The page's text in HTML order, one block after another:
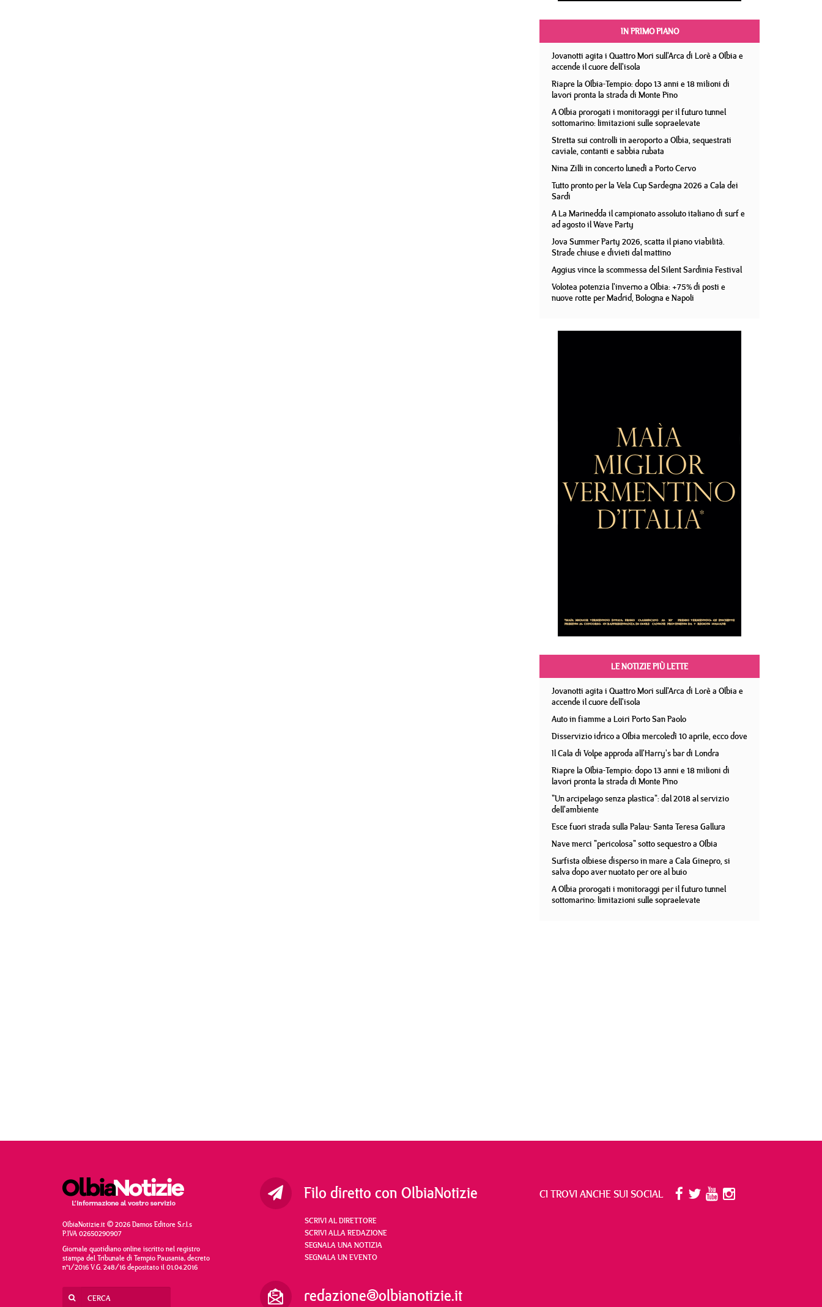
IN PRIMO PIANO
Jovanotti agita i Quattro Mori sull'Arca di Lorè a Olbia e
accende il cuore dell'isola
Riapre la Olbia-Tempio: dopo 13 anni e 18 milioni di
lavori pronta la strada di Monte Pino
A Olbia prorogati i monitoraggi per il futuro tunnel
sottomarino: limitazioni sulle sopraelevate
Stretta sui controlli in aeroporto a Olbia, sequestrati
caviale, contanti e sabbia rubata
Nina Zilli in concerto lunedì a Porto Cervo
Tutto pronto per la Vela Cup Sardegna 2026 a Cala dei
Sardi
A La Marinedda il campionato assoluto italiano di surf e
ad agosto il Wave Party
Jova Summer Party 2026, scatta il piano viabilità.
Strade chiuse e divieti dal mattino
Aggius vince la scommessa del Silent Sardinia Festival
Volotea potenzia l'inverno a Olbia: +75% di posti e
nuove rotte per Madrid, Bologna e Napoli
LE NOTIZIE PIÙ LETTE
Jovanotti agita i Quattro Mori sull'Arca di Lorè a Olbia e
accende il cuore dell'isola
Auto in fiamme a Loiri Porto San Paolo
Disservizio idrico a Olbia mercoledì 10 aprile, ecco dove
Il Cala di Volpe approda all'Harry's bar di Londra
Riapre la Olbia-Tempio: dopo 13 anni e 18 milioni di
lavori pronta la strada di Monte Pino
"Un arcipelago senza plastica": dal 2018 al servizio
dell'ambiente
Esce fuori strada sulla Palau- Santa Teresa Gallura
Nave merci "pericolosa" sotto sequestro a Olbia
Surfista olbiese disperso in mare a Cala Ginepro, si
salva dopo aver nuotato per ore al buio
A Olbia prorogati i monitoraggi per il futuro tunnel
sottomarino: limitazioni sulle sopraelevate
OlbiaNotizie.it © 2026 Damos Editore S.r.l.s
P.IVA 02650290907
Giornale quotidiano online iscritto nel registro
stampa del Tribunale di Tempio Pausania, decreto
n°1/2016 V.G. 248/16 depositato il 01.04.2016
Filo diretto con OlbiaNotizie
SCRIVI AL DIRETTORE
SCRIVI ALLA REDAZIONE
SEGNALA UNA NOTIZIA
SEGNALA UN EVENTO
redazione@olbianotizie.it
CI TROVI ANCHE SUI SOCIAL